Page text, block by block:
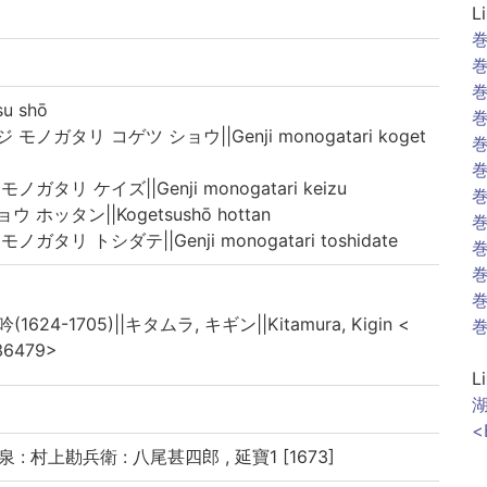
shō
モノガタリ コゲツ ショウ||Genji monogatari koget
ノガタリ ケイズ||Genji monogatari keizu
ウ ホッタン||Kogetsushō hottan
ノガタリ トシダテ||Genji monogatari toshidate
(1624-1705)||キタムラ, キギン||Kitamura, Kigin <
: 村上勘兵衛 : 八尾甚四郎 , 延寶1 [1673]